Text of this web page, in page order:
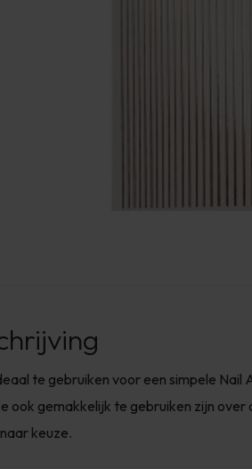
te gebruiken voor een simpele Nail
gemakkelijk te gebruiken zijn over
keuze.